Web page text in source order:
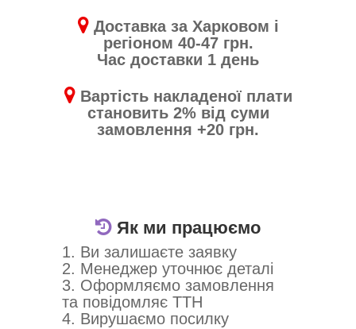
Як ми працюємо
1. Ви залишаєте заявку
2. Менеджер уточнює деталі
3. Оформляємо замовлення
та повідомляє ТТН
4. Вирушаємо посилку
Доставка за Харковом і
регіоном 40-47 грн.
Час доставки 1 день
Вартість накладеної плати
становить 2% від суми
замовлення +20 грн.